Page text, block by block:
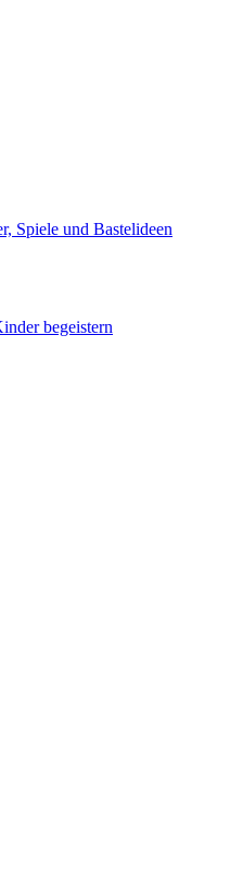
Spiele und Bastelideen
begeistern